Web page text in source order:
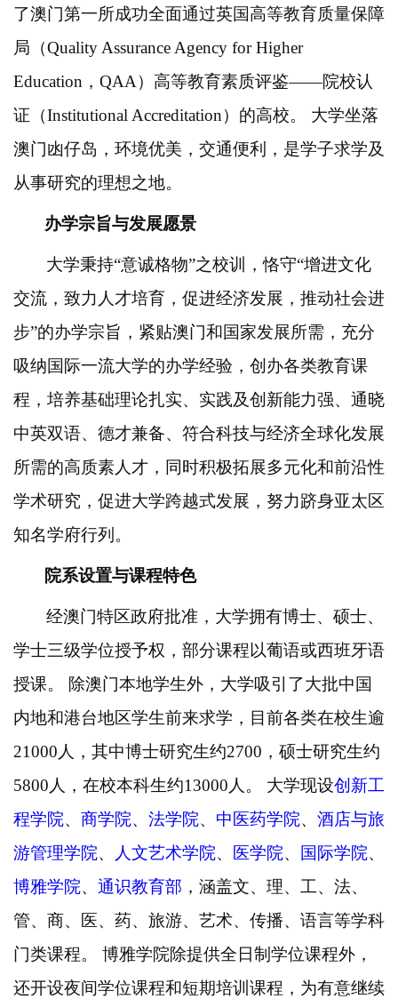
了澳门第一所成功全面通过英国高等教育质量保障
局（Quality Assurance Agency for Higher
Education，QAA）高等教育素质评鉴——院校认
证（Institutional Accreditation）的高校。 大学坐落
澳门凼仔岛，环境优美，交通便利，是学子求学及
从事研究的理想之地。
办学宗旨与发展愿景
大学秉持“意诚格物”之校训，恪守“增进文化
交流，致力人才培育，促进经济发展，推动社会进
步”的办学宗旨，紧贴澳门和国家发展所需，充分
吸纳国际一流大学的办学经验，创办各类教育课
程，培养基础理论扎实、实践及创新能力强、通晓
中英双语、德才兼备、符合科技与经济全球化发展
所需的高质素人才，同时积极拓展多元化和前沿性
学术研究，促进大学跨越式发展，努力跻身亚太区
知名学府行列。
院系设置与课程特色
经澳门特区政府批准，大学拥有博士、硕士、
学士三级学位授予权，部分课程以葡语或西班牙语
授课。
除澳门本地学生外，大学吸引了大批中国
内地和港台地区学生前来求学，目前各类在校生逾
21000人，其中博士研究生约2700，硕士研究生约
5800人，在校本科生约13000人。 大学现设创新工
程学院、 商学院、 法学院、 中医药学院、 酒店与旅
游管理学院、 人文艺术学院、 医学院、 国际学院、
博雅学院、 通识教育部 ，涵盖文、理、工、法、
管、商、医、药、旅游、艺术、传播、语言等学科
门类课程。
博雅学院除提供全日制学位课程外，
还开设夜间学位课程和短期培训课程，为有意继续